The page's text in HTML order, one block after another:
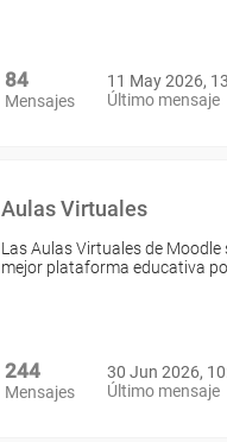
84
Mensajes
11 May 2026,
Último mensaje
Aulas Virtuales
Las Aulas Virtuales de Moodle
mejor plataforma educativa
244
Mensajes
30 Jun 2026,
Último mensaje